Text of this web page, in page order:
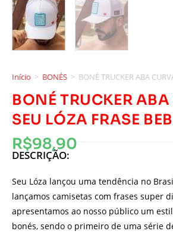
Início > BONÉS > BONÉ TRUCKER ABA
BONÉ TRUCKER
SEU LÓZA FRASE
R$98,90
DESCRIÇÃO:
Seu Lóza lançou uma tendência no
lançamos camisetas com frases super
apresentamos ao nosso público um
bonés, sendo o primeiro de uma série